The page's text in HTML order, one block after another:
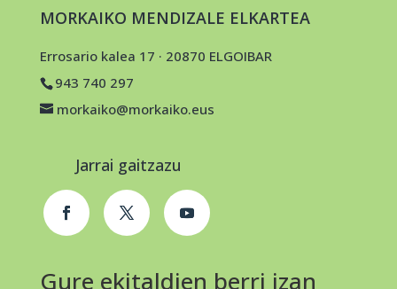
MORKAIKO MENDIZALE ELKARTEA
Errosario kalea 17 · 20870 ELGOIBAR
943 740 297
morkaiko@morkaiko.eus
Jarrai gaitzazu
Gure ekitaldien berri izan